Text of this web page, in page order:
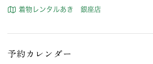
着物レンタルあき 銀座店
予約カレンダー